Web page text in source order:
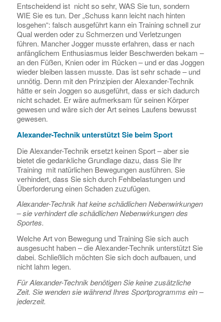
Entscheidend ist nicht so sehr, WAS Sie tun, sondern
WIE Sie es tun. Der „Schuss kann leicht nach hinten
losgehen“: falsch ausgeführt kann ein Training schnell zur
Qual werden oder zu Schmerzen und Verletzungen
führen. Mancher Jogger musste erfahren, dass er nach
anfänglichem Enthusiasmus leider Beschwerden bekam –
an den Füßen, Knien oder im Rücken – und er das Joggen
wieder bleiben lassen musste. Das ist sehr schade – und
unnötig. Denn mit den Prinzipien der Alexander-Technik
hätte er sein Joggen so ausgeführt, dass er sich dadurch
nicht schadet. Er wäre aufmerksam für seinen Körper
gewesen und wäre sich der Art seines Laufens bewusst
gewesen.
Alexander-Technik unterstützt Sie beim Sport
Die Alexander-Technik ersetzt keinen Sport – aber sie
bietet die gedankliche Grundlage dazu, dass Sie Ihr
Training mit natürlichen Bewegungen ausführen. Sie
verhindert, dass Sie sich durch Fehlbelastungen und
Überforderung einen Schaden zuzufügen.
Alexander-Technik hat keine schädlichen Nebenwirkungen
– sie verhindert die schädlichen Nebenwirkungen des
Sportes.
Welche Art von Bewegung und Training Sie sich auch
ausgesucht haben – die Alexander-Technik unterstützt Sie
dabei. Schließlich möchten Sie sich doch aufbauen, und
nicht lahm legen.
Für Alexander-Technik benötigen Sie keine zusätzliche
Zeit. Sie wenden sie während Ihres Sportprogramms ein –
jederzeit.